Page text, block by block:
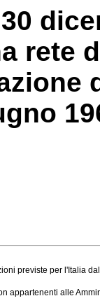
rete
previste per l'Italia
alle